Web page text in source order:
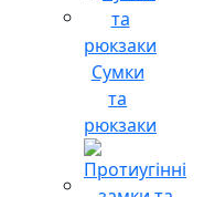
Сумки
та
рюкзаки